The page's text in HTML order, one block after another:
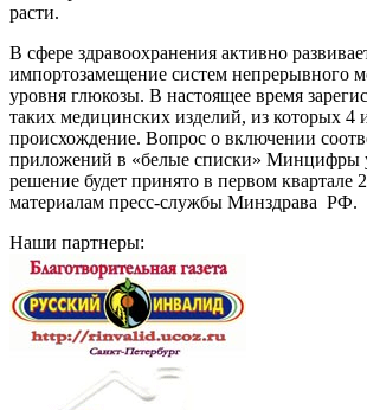
расти.
В сфере здравоохранения активно
импортозамещение систем непрерывного
уровня глюкозы. В настоящее время
таких медицинских изделий, из которых 4
происхождение. Вопрос о включении
приложений в «белые списки» Минцифры
решение будет принято в первом квартале
материалам пресс-службы Минздрава РФ.
Наши партнеры: